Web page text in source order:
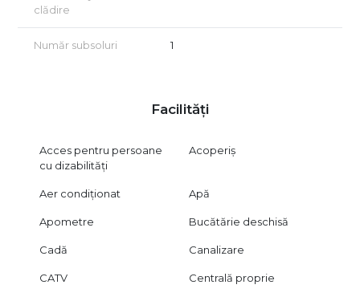
clădire
Număr subsoluri 1
Facilități
Acces pentru persoane
cu dizabilități
Acoperiș
Aer condiționat Apă
Apometre Bucătărie deschisă
Cadă Canalizare
CATV Centrală proprie